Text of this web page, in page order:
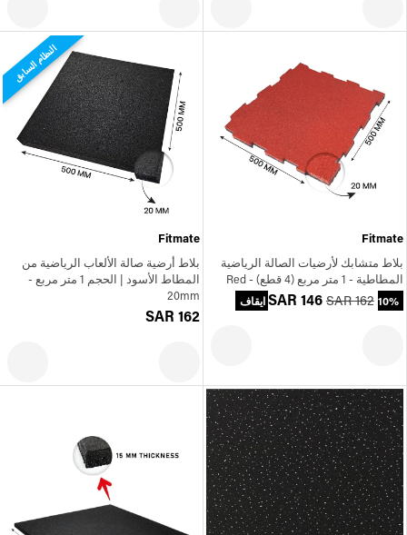
Fitmate
بلاط متشابك لأرضيات الصالة الرياضية
المطاطية - 1 متر مربع (4 قطع) - Red
SAR 146 SAR 162 10% ايقاف
النظام السابق
Fitmate
بلاط أرضية صالة الألعاب الرياضية من
المطاط الأسود | الحجم 1 متر مربع -
20mm
SAR 162